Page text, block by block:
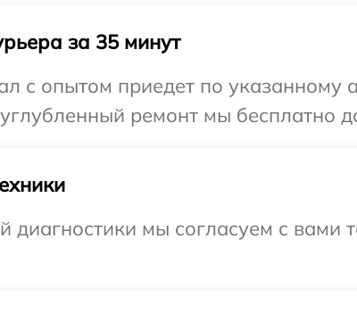
за 35 минут
с опытом приедет по указанному
ремонт мы бесплатно
диагностики мы согласуем с вами